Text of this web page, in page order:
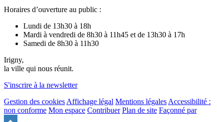
Horaires d’ouverture au public :
Lundi de 13h30 à 18h
Mardi à vendredi de 8h30 à 11h45 et de 13h30 à 17h
Samedi de 8h30 à 11h30
Irigny,
la ville qui nous réunit.
S'inscrire à la newsletter
Gestion des cookiesAffichage légal Mentions légalesAccessibilité :
non conforme Mon espace Contribuer Plan de site Façonné par